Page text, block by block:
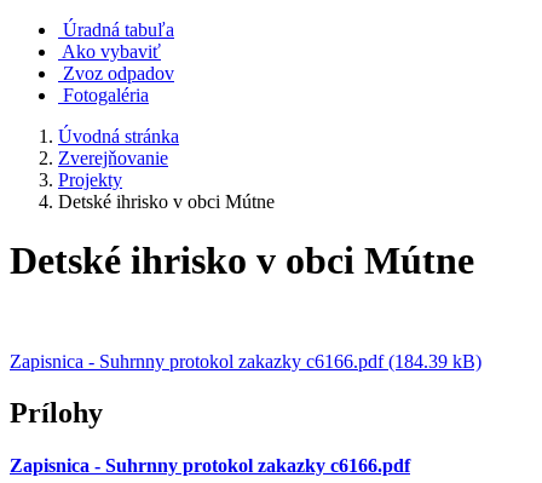
Úradná tabuľa
Ako vybaviť
Zvoz odpadov
Fotogaléria
Úvodná stránka
Zverejňovanie
Projekty
Detské ihrisko v obci Mútne
Detské ihrisko v obci Mútne
Zapisnica - Suhrnny protokol zakazky c6166.pdf (184.39 kB)
Prílohy
Zapisnica - Suhrnny protokol zakazky c6166.pdf